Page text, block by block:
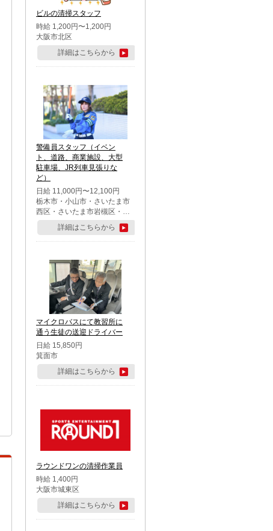
ビルの清掃スタッフ
時給 1,200円〜1,200円
大阪市北区
詳細はこちらから
警備員スタッフ（イベン
ト、道路、商業施設、大型
駐車場、JR列車見張りな
ど）
日給 11,000円〜12,100円
栃木市・小山市・さいたま市
西区・さいたま市岩槻区・久
喜市・蓮田市
詳細はこちらから
マイクロバスにて教習所に
通う生徒の送迎ドライバー
日給 15,850円
箕面市
詳細はこちらから
ラウンドワンの清掃作業員
時給 1,400円
大阪市城東区
詳細はこちらから